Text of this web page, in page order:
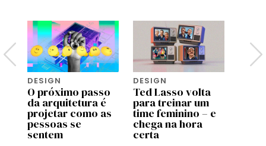
DESIGN
O próximo passo
da arquitetura é
projetar como as
pessoas se
sentem
DESIGN
Ted Lasso volta
para treinar um
time feminino – e
chega na hora
certa